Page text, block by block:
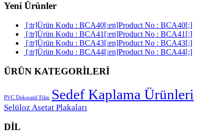
Yeni Ürünler
[:tr]Ürün Kodu : BCA40[:en]Product No : BCA40[:]
[:tr]Ürün Kodu : BCA41[:en]Product No : BCA41[:]
[:tr]Ürün Kodu : BCA43[:en]Product No : BCA43[:]
[:tr]Ürün Kodu : BCA44[:en]Product No : BCA44[:]
ÜRÜN KATEGORİLERİ
PVC Dekoratif Film Sedef Kaplama Ürünleri
Selüloz Asetat Plakaları
DİL